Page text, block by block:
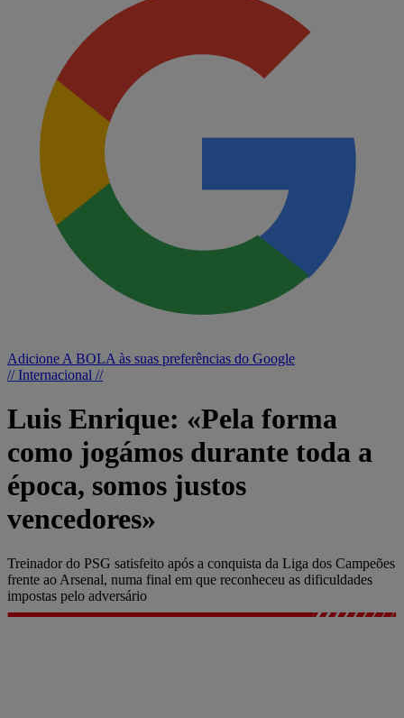
Adicione A BOLA às suas preferências do Google
// Internacional //
Luis Enrique: «Pela forma
como jogámos durante toda a
época, somos justos
vencedores»
Treinador do PSG satisfeito após a conquista da Liga dos Campeões
frente ao Arsenal, numa final em que reconheceu as dificuldades
impostas pelo adversário